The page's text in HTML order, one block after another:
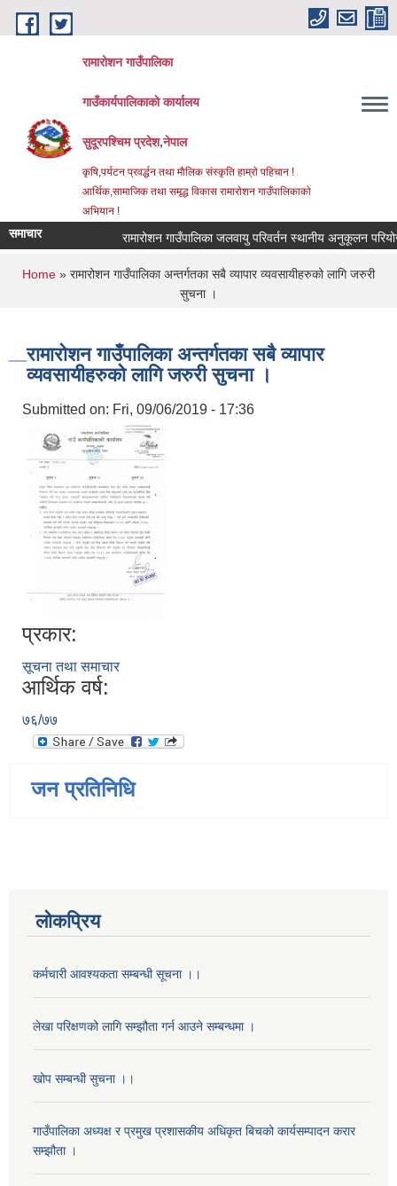
Skip to main content
रामारोशन गाउँपालिका
गाउँकार्यपालिकाकाे कार्यालय
सुदूरपश्चिम प्रदेश,नेपाल
कृषि,पर्यटन प्रवर्द्धन तथा माैलिक संस्कृति हाम्राे पहिचान !
आर्थिक,सामाजिक तथा समृद्ध विकास रामाराेशन गाउँपालिकाकाे
अभियान !
समाचार रामारोशन गाउँपालिका जलवायु परिवर्तन स्थानीय अनुकूलन
You are here
Home » रामारोशन गाउँपालिका अन्तर्गतका सबै व्यापार व्यवसायीहरुको लागि जरुरी
सुचना ।
रामारोशन गाउँपालिका अन्तर्गतका सबै व्यापार
व्यवसायीहरुको लागि जरुरी सुचना ।
Submitted on: Fri, 09/06/2019 - 17:36
प्रकार:
सूचना तथा समाचार
आर्थिक वर्ष:
७६/७७
जन प्रतिनिधि
लोकप्रिय
कर्मचारी आवश्यकता सम्बन्धी सूचना ।।
लेखा परिक्षणको लागि सम्झौता गर्न आउने सम्बन्धमा ।
खोप सम्बन्धी सुचना ।।
गाउँपालिका अध्यक्ष र प्रमुख प्रशासकीय अधिकृत बिचको कार्यसम्पादन करार
सम्झौता ।